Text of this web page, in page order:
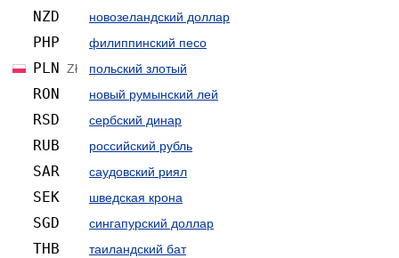
NZD ново­зеландский доллар
PHP филиппинский песо
PLN Zł польский злотый
RON новый румынский лей
RSD сербский динар
RUB российский рубль
SAR саудовский риял
SEK шведская крона
SGD сингапурский доллар
THB таиландский бат